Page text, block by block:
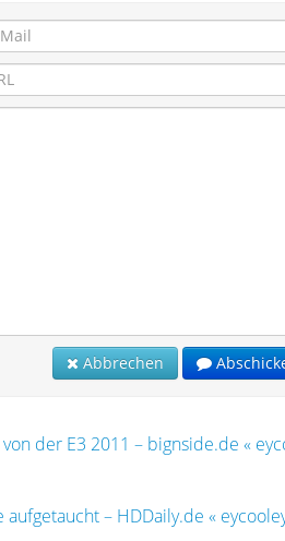
Abbrechen
der E3 2011 – bignside.de «
– HDDaily.de «